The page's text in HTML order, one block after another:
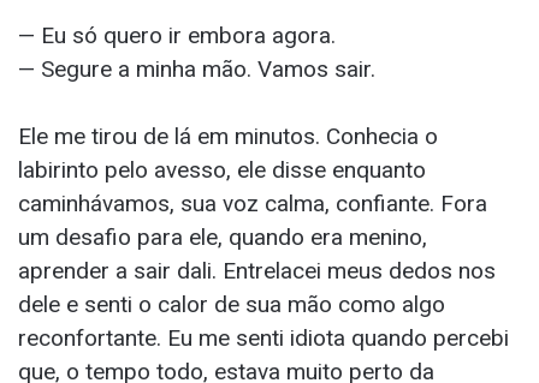
— Eu só quero ir embora agora.
— Segure a minha mão. Vamos sair.
Ele me tirou de lá em minutos. Conhecia o
labirinto pelo avesso, ele disse enquanto
caminhávamos, sua voz calma, confiante. Fora
um desafio para ele, quando era menino,
aprender a sair dali. Entrelacei meus dedos nos
dele e senti o calor de sua mão como algo
reconfortante. Eu me senti idiota quando percebi
que, o tempo todo, estava muito perto da